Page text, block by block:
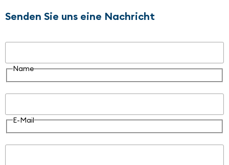
Senden Sie uns eine Nachricht
Name
E-Mail